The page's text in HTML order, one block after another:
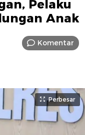
Pelaku
Anak
Komentar
Perbesar